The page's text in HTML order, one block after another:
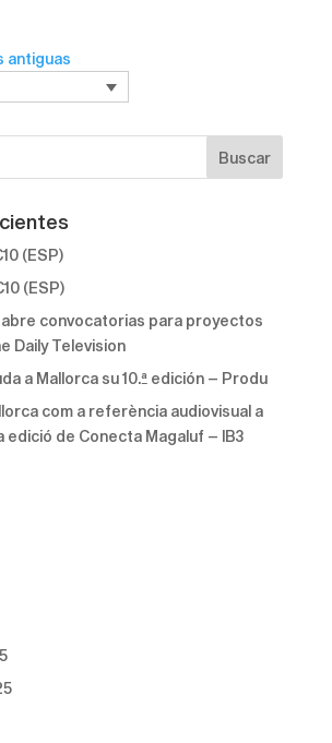
antiguas
(ESP)
(ESP)
convocatorias para proyectos
Daily Television
a Mallorca su 10.ª edición – Produ
com a referència audiovisual a
edició de Conecta Magaluf – IB3